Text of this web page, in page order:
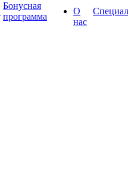
Бонусная
программа
О
нас